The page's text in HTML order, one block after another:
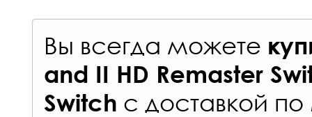
Вы всегда можете
and II HD Remaster
Switch с доставкой